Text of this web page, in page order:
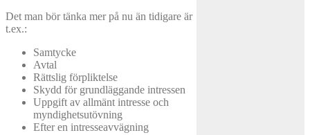
Det man bör tänka mer på nu än tidigare är
t.ex.:
Samtycke
Avtal
Rättslig förpliktelse
Skydd för grundläggande intressen
Uppgift av allmänt intresse och
myndighetsutövning
Efter en intresseavvägning